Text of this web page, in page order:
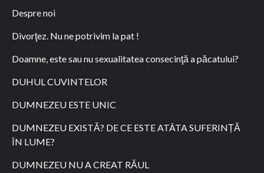
Despre noi
Divorţez. Nu ne potrivim la pat !
Doamne, este sau nu sexualitatea consecinţă a păcatului?
DUHUL CUVINTELOR
DUMNEZEU ESTE UNIC
DUMNEZEU EXISTĂ? DE CE ESTE ATÂTA SUFERINȚĂ
ÎN LUME?
DUMNEZEU NU A CREAT RĂUL